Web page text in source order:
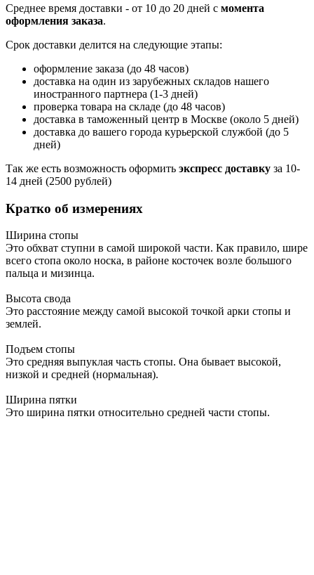
Среднее время доставки - от 10 до 20 дней с момента
оформления заказа.
Срок доставки делится на следующие этапы:
оформление заказа (до 48 часов)
доставка на один из зарубежных складов нашего
иностранного партнера (1-3 дней)
проверка товара на складе (до 48 часов)
доставка в таможенный центр в Москве (около 5 дней)
доставка до вашего города курьерской службой (до 5
дней)
Так же есть возможность оформить экспресс доставку за 10-
14 дней (2500 рублей)
Кратко об измерениях
Ширина стопы
Это обхват ступни в самой широкой части. Как правило, шире
всего стопа около носка, в районе косточек возле большого
пальца и мизинца.
Высота свода
Это расстояние между самой высокой точкой арки стопы и
землей.
Подъем стопы
Это средняя выпуклая часть стопы. Она бывает высокой,
низкой и средней (нормальная).
Ширина пятки
Это ширина пятки относительно средней части стопы.